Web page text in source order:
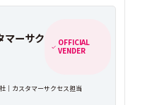
マーサク
OFFICIAL
VENDER
｜カスタマーサクセス担当